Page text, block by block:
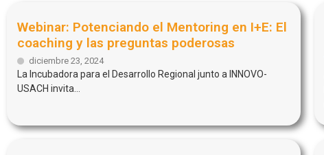
Webinar: Potenciando el Mentoring en I+E: El
coaching y las preguntas poderosas
diciembre 23, 2024
La Incubadora para el Desarrollo Regional junto a INNOVO-
USACH invita...